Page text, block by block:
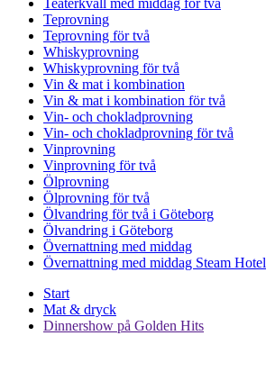
Teprovning
Teprovning för två
Whiskyprovning
Whiskyprovning för två
Vin & mat i kombination
Vin & mat i kombination för två
Vin- och chokladprovning
Vin- och chokladprovning för två
Vinprovning
Vinprovning för två
Ölprovning
Ölprovning för två
Ölvandring för två i Göteborg
Ölvandring i Göteborg
Övernattning med middag
Övernattning med middag Steam Hotel
Start
Mat & dryck
Dinnershow på Golden Hits